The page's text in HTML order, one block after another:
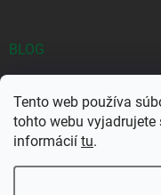
Tento web používa
tohto webu
informácií tu.
BLOG
Najpredávanejšie
YODEYMA – Kvalitná